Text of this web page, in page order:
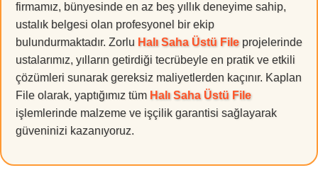
firmamız, bünyesinde en az beş yıllık deneyime sahip,
ustalık belgesi olan profesyonel bir ekip
bulundurmaktadır. Zorlu Halı Saha Üstü Fileprojelerinde
ustalarımız, yılların getirdiği tecrübeyle en pratik ve etkili
çözümleri sunarak gereksiz maliyetlerden kaçınır. Kaplan
File olarak, yaptığımız tüm Halı Saha Üstü File
işlemlerinde malzeme ve işçilik garantisi sağlayarak
güveninizi kazanıyoruz.